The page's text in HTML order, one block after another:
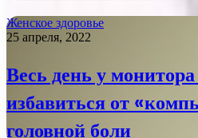
Женское здоровье
25 апреля, 2022
Весь день у
избавиться от
головной боли